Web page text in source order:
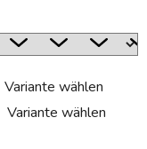
Variante wählen
Variante wählen